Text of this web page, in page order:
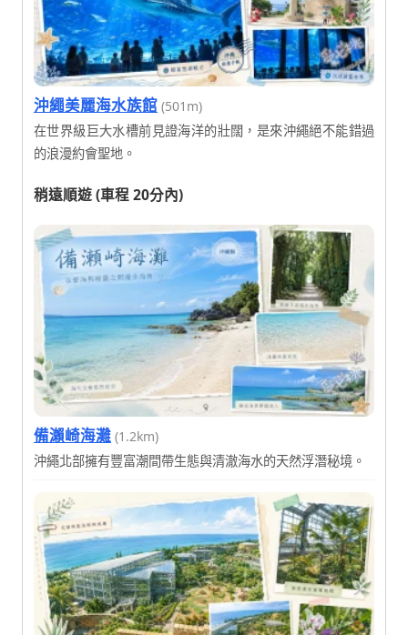
沖繩美麗海水族館 (501m)
在世界級巨大水槽前見證海洋的壯闊，是來沖繩絕不能錯過
的浪漫約會聖地。
稍遠順遊 (車程 20分內)
備瀨崎海灘 (1.2km)
沖繩北部擁有豐富潮間帶生態與清澈海水的天然浮潛秘境。